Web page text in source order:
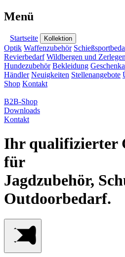
Menü
Startseite Kollektion
Optik Waffenzubehör
Revierbedarf Wildbergen und Zerlegen
Hundezubehör Bekleidung
Händler Neuigkeiten Stellenangebote
Shop Kontakt
B2B-Shop
Downloads
Kontakt
Ihr qualifizierter
für
Jagdzubehör,
Outdoorbedarf.